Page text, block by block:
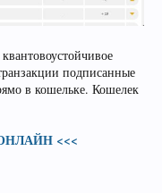
подписанные
в кошельке. Кошелек
ОНЛАЙН <<<